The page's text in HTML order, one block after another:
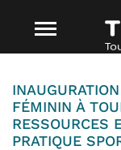
FÉMININ À
RESSOURCES
PRATIQUE